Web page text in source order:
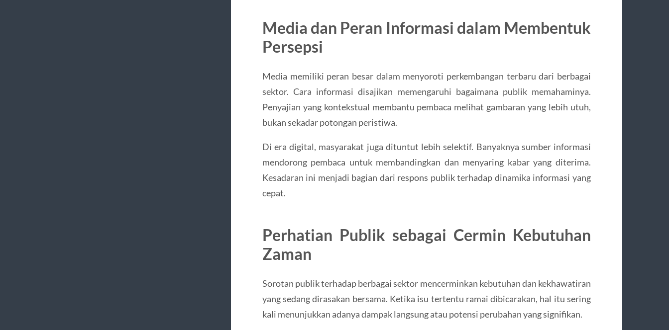
Media dan Peran Informasi dalam Membentuk
Persepsi
Media memiliki peran besar dalam menyoroti perkembangan terbaru dari berbagai
sektor. Cara informasi disajikan memengaruhi bagaimana publik memahaminya.
Penyajian yang kontekstual membantu pembaca melihat gambaran yang lebih utuh,
bukan sekadar potongan peristiwa.
Di era digital, masyarakat juga dituntut lebih selektif. Banyaknya sumber informasi
mendorong pembaca untuk membandingkan dan menyaring kabar yang diterima.
Kesadaran ini menjadi bagian dari respons publik terhadap dinamika informasi yang
cepat.
Perhatian Publik sebagai Cermin Kebutuhan
Zaman
Sorotan publik terhadap berbagai sektor mencerminkan kebutuhan dan kekhawatiran
yang sedang dirasakan bersama. Ketika isu tertentu ramai dibicarakan, hal itu sering
kali menunjukkan adanya dampak langsung atau potensi perubahan yang signifikan.